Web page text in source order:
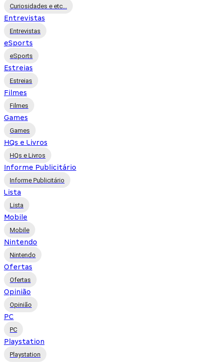
Curiosidades e etc...
Entrevistas
Entrevistas
eSports
eSports
Estreias
Estreias
Filmes
Filmes
Games
Games
HQs e Livros
HQs e Livros
Informe Publicitário
Informe Publicitário
Lista
Lista
Mobile
Mobile
Nintendo
Nintendo
Ofertas
Ofertas
Opinião
Opinião
PC
PC
Playstation
Playstation